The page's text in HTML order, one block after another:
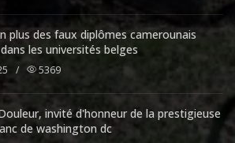
plus des faux diplômes camerounais
les universités belges
/ 5369
invité d'honneur de la prestigieuse
de washington dc